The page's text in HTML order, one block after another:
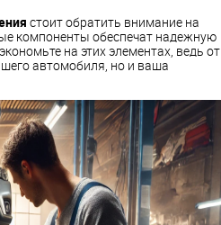
стоит обратить внимание на
компоненты обеспечат надежную
на этих элементах, ведь от
автомобиля, но и ваша